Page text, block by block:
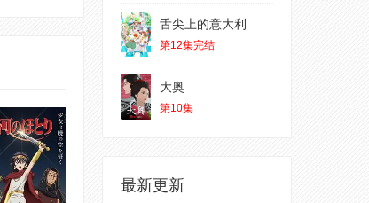
舌尖上的意大利
第12集完结
大奥
第10集
最新更新